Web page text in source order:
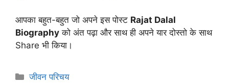
आपका बहुत-बहुत जो अपने इस पोस्ट Rajat Dalal
Biography को अंत पढ़ा और साथ ही अपने यार दोस्तो के साथ
Share भी किया।
Categories
जीवन परिचय